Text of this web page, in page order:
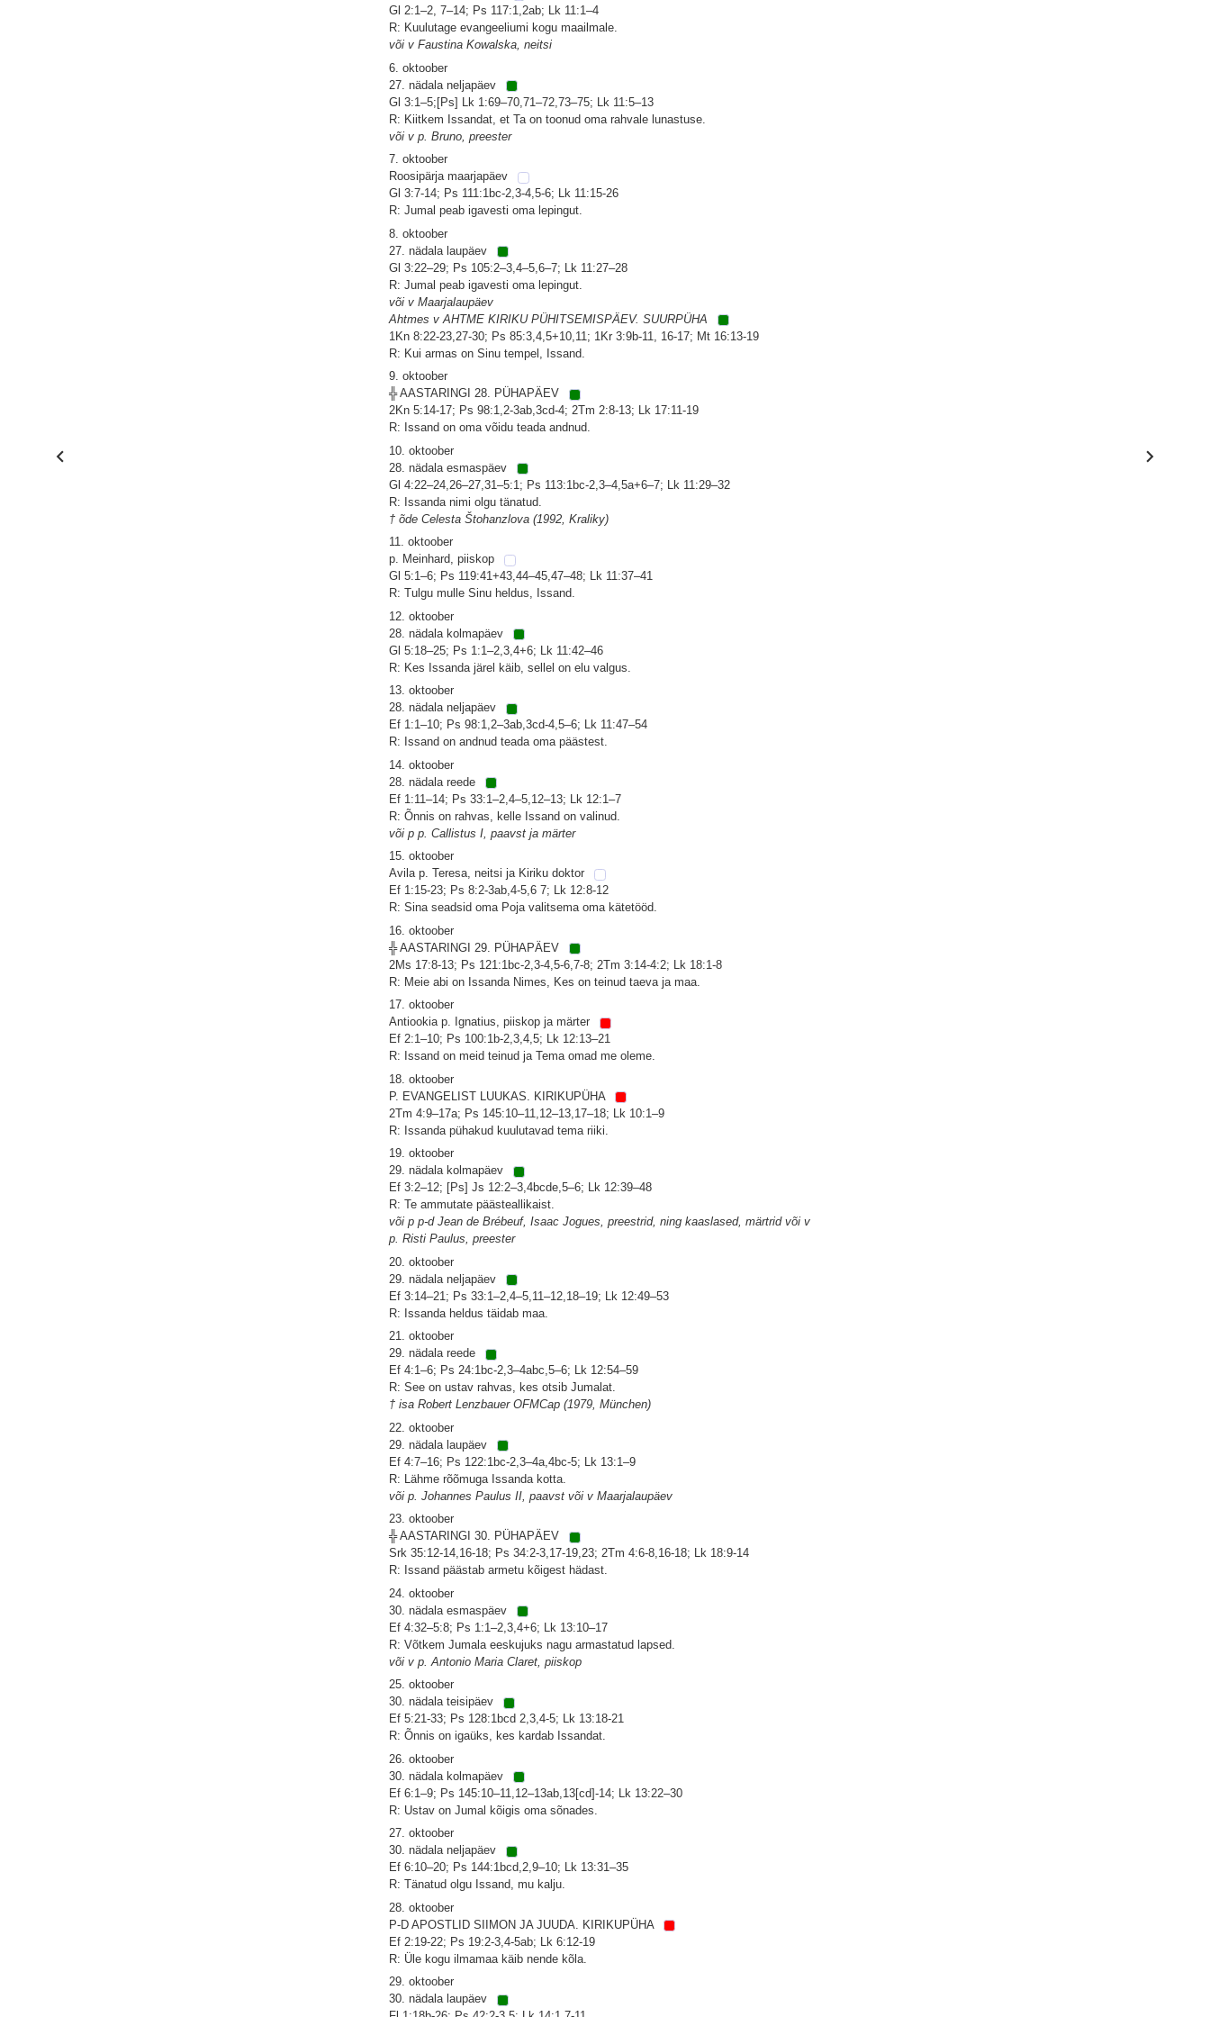
Gl 2:1–2, 7–14; Ps 117:1,2ab; Lk 11:1–4
R: Kuulutage evangeeliumi kogu maailmale.
või v Faustina Kowalska, neitsi
6. oktoober
27. nädala neljapäev
Gl 3:1–5;[Ps] Lk 1:69–70,71–72,73–75; Lk 11:5–13
R: Kiitkem Issandat, et Ta on toonud oma rahvale lunastuse.
või v p. Bruno, preester
7. oktoober
Roosipärja maarjapäev
Gl 3:7-14; Ps 111:1bc-2,3-4,5-6; Lk 11:15-26
R: Jumal peab igavesti oma lepingut.
8. oktoober
27. nädala laupäev
Gl 3:22–29; Ps 105:2–3,4–5,6–7; Lk 11:27–28
R: Jumal peab igavesti oma lepingut.
või v Maarjalaupäev
Ahtmes v AHTME KIRIKU PÜHITSEMISPÄEV. SUURPÜHA
1Kn 8:22-23,27-30; Ps 85:3,4,5+10,11; 1Kr 3:9b-11, 16-17; Mt 16:13-19
R: Kui armas on Sinu tempel, Issand.
9. oktoober
╬ AASTARINGI 28. PÜHAPÄEV
2Kn 5:14-17; Ps 98:1,2-3ab,3cd-4; 2Tm 2:8-13; Lk 17:11-19
R: Issand on oma võidu teada andnud.
10. oktoober
28. nädala esmaspäev
Gl 4:22–24,26–27,31–5:1; Ps 113:1bc-2,3–4,5a+6–7; Lk 11:29–32
R: Issanda nimi olgu tänatud.
† õde Celesta Štohanzlova (1992, Kraliky)
11. oktoober
p. Meinhard, piiskop
Gl 5:1–6; Ps 119:41+43,44–45,47–48; Lk 11:37–41
R: Tulgu mulle Sinu heldus, Issand.
12. oktoober
28. nädala kolmapäev
Gl 5:18–25; Ps 1:1–2,3,4+6; Lk 11:42–46
R: Kes Issanda järel käib, sellel on elu valgus.
13. oktoober
28. nädala neljapäev
Ef 1:1–10; Ps 98:1,2–3ab,3cd-4,5–6; Lk 11:47–54
R: Issand on andnud teada oma päästest.
14. oktoober
28. nädala reede
Ef 1:11–14; Ps 33:1–2,4–5,12–13; Lk 12:1–7
R: Õnnis on rahvas, kelle Issand on valinud.
või p p. Callistus I, paavst ja märter
15. oktoober
Avila p. Teresa, neitsi ja Kiriku doktor
Ef 1:15-23; Ps 8:2-3ab,4-5,6 7; Lk 12:8-12
R: Sina seadsid oma Poja valitsema oma kätetööd.
16. oktoober
╬ AASTARINGI 29. PÜHAPÄEV
2Ms 17:8-13; Ps 121:1bc-2,3-4,5-6,7-8; 2Tm 3:14-4:2; Lk 18:1-8
R: Meie abi on Issanda Nimes, Kes on teinud taeva ja maa.
17. oktoober
Antiookia p. Ignatius, piiskop ja märter
Ef 2:1–10; Ps 100:1b-2,3,4,5; Lk 12:13–21
R: Issand on meid teinud ja Tema omad me oleme.
18. oktoober
P. EVANGELIST LUUKAS. KIRIKUPÜHA
2Tm 4:9–17a; Ps 145:10–11,12–13,17–18; Lk 10:1–9
R: Issanda pühakud kuulutavad tema riiki.
19. oktoober
29. nädala kolmapäev
Ef 3:2–12; [Ps] Js 12:2–3,4bcde,5–6; Lk 12:39–48
R: Te ammutate päästeallikaist.
või p p-d Jean de Brébeuf, Isaac Jogues, preestrid, ning kaaslased, märtrid või v
p. Risti Paulus, preester
20. oktoober
29. nädala neljapäev
Ef 3:14–21; Ps 33:1–2,4–5,11–12,18–19; Lk 12:49–53
R: Issanda heldus täidab maa.
21. oktoober
29. nädala reede
Ef 4:1–6; Ps 24:1bc-2,3–4abc,5–6; Lk 12:54–59
R: See on ustav rahvas, kes otsib Jumalat.
† isa Robert Lenzbauer OFMCap (1979, München)
22. oktoober
29. nädala laupäev
Ef 4:7–16; Ps 122:1bc-2,3–4a,4bc-5; Lk 13:1–9
R: Lähme rõõmuga Issanda kotta.
või p. Johannes Paulus II, paavst või v Maarjalaupäev
23. oktoober
╬ AASTARINGI 30. PÜHAPÄEV
Srk 35:12-14,16-18; Ps 34:2-3,17-19,23; 2Tm 4:6-8,16-18; Lk 18:9-14
R: Issand päästab armetu kõigest hädast.
24. oktoober
30. nädala esmaspäev
Ef 4:32–5:8; Ps 1:1–2,3,4+6; Lk 13:10–17
R: Võtkem Jumala eeskujuks nagu armastatud lapsed.
või v p. Antonio Maria Claret, piiskop
25. oktoober
30. nädala teisipäev
Ef 5:21-33; Ps 128:1bcd 2,3,4-5; Lk 13:18-21
R: Õnnis on igaüks, kes kardab Issandat.
26. oktoober
30. nädala kolmapäev
Ef 6:1–9; Ps 145:10–11,12–13ab,13[cd]-14; Lk 13:22–30
R: Ustav on Jumal kõigis oma sõnades.
27. oktoober
30. nädala neljapäev
Ef 6:10–20; Ps 144:1bcd,2,9–10; Lk 13:31–35
R: Tänatud olgu Issand, mu kalju.
28. oktoober
P-D APOSTLID SIIMON JA JUUDA. KIRIKUPÜHA
Ef 2:19-22; Ps 19:2-3,4-5ab; Lk 6:12-19
R: Üle kogu ilmamaa käib nende kõla.
29. oktoober
30. nädala laupäev